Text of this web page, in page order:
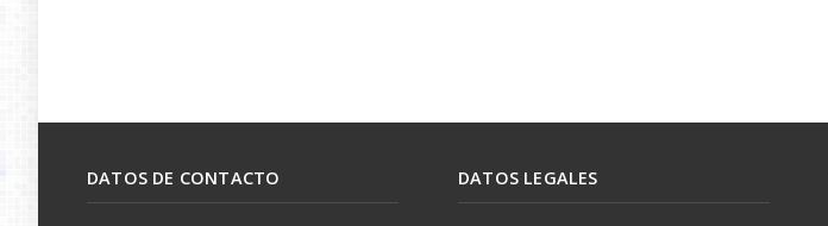
DATOS DE CONTACTO DATOS LEGALES